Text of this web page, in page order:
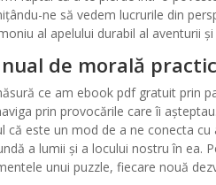
ne să vedem lucrurile din
al apelului durabil al aventurii
de morală
ce am ebook pdf gratuit prin
prin provocările care îi
că este un mod de a ne conecta
a lumii și a locului nostru în ea.
unui puzzle, fiecare nouă